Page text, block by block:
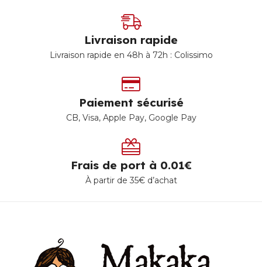
Livraison rapide
Livraison rapide en 48h à 72h : Colissimo
Paiement sécurisé
CB, Visa, Apple Pay, Google Pay
Frais de port à 0.01€
À partir de 35€ d’achat